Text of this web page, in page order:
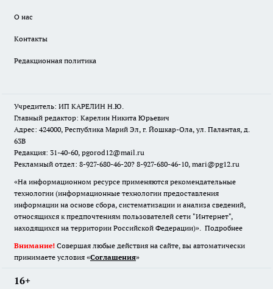
О нас
Контакты
Редакционная политика
Учредитель: ИП КАРЕЛИН Н.Ю.
Главный редактор: Карелин Никита Юрьевич
Адрес: 424000, Республика Марий Эл, г. Йошкар-Ола, ул. Палантая, д.
63В
Редакция: 31-40-60, pgorod12@mail.ru
Рекламный отдел: 8-927-680-46-20? 8-927-680-46-10, mari@pg12.ru
«На информационном ресурсе применяются рекомендательные
технологии (информационные технологии предоставления
информации на основе сбора, систематизации и анализа сведений,
относящихся к предпочтениям пользователей сети "Интернет",
находящихся на территории Российской Федерации)». Подробнее
Внимание! Совершая любые действия на сайте, вы автоматически
принимаете условия «Cоглашения»
16+